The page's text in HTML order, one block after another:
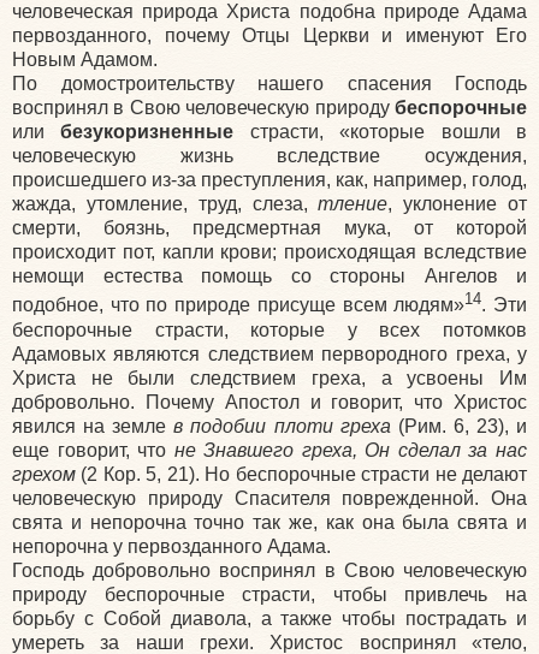
человеческая природа Христа подобна природе Адама
первозданного, почему Отцы Церкви и именуют Его
Новым Адамом.
По домостроительству нашего спасения Господь
воспринял в Свою человеческую природу беспорочные
илибезукоризненные страсти, «которые вошли в
человеческую жизнь вследствие осуждения,
происшедшего из-за преступления, как, например, голод,
жажда, утомление, труд, слеза,тление, уклонение от
смерти, боязнь, предсмертная мука, от которой
происходит пот, капли крови; происходящая вследствие
немощи естества помощь со стороны Ангелов и
подобное, что по природе присуще всем людям»14. Эти
беспорочные страсти, которые у всех потомков
Адамовых являются следствием первородного греха, у
Христа не были следствием греха, а усвоены Им
добровольно. Почему Апостол и говорит, что Христос
явился на землев подобии плоти греха (Рим. 6, 23), и
еще говорит, что не Знавшего греха, Он сделал за нас
грехом (2 Кор. 5, 21). Но беспорочные страсти не делают
человеческую природу Спасителя поврежденной. Она
свята и непорочна точно так же, как она была свята и
непорочна у первозданного Адама.
Господь добровольно воспринял в Свою человеческую
природу беспорочные страсти, чтобы привлечь на
борьбу с Собой диавола, а также чтобы пострадать и
умереть за наши грехи. Христос воспринял «тело,